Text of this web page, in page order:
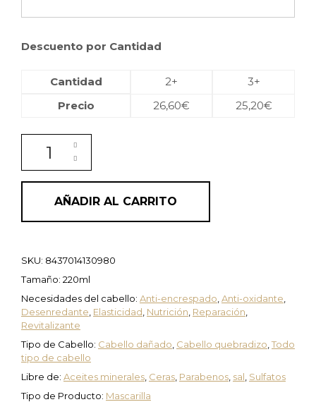
Descuento por Cantidad
Cantidad 2+
3+
Precio
26,60€ 25,20€
Mascarilla reparadora con Queratina y Ginseng MASK
AÑADIR AL CARRITO
SKU: 8437014130980
Tamaño: 220ml
Necesidades del cabello: Anti-encrespado Anti-oxidante
Desenredante Elasticidad Nutrición Reparación
Revitalizante
Tipo de Cabello: Cabello dañado Cabello quebradizo Todo
tipo de cabello
Libre de: Aceites minerales Ceras Parabenos sal Sulfatos
Tipo de Producto: Mascarilla